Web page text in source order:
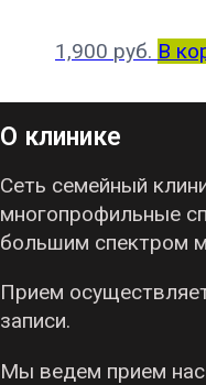
1,900 руб. В
О клинике
Сеть семейный
многопрофильные
большим спектром
Прием
записи.
Мы ведем прием